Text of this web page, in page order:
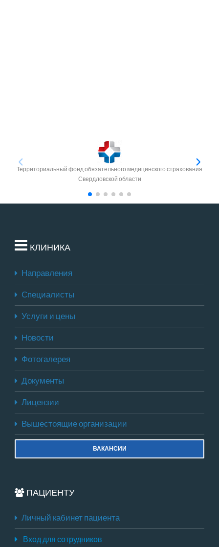
Территориальный фонд обязательного медицинского страхования
Свердловской области
КЛИНИКА
Направления
Специалисты
Услуги и цены
Новости
Фотогалерея
Документы
Лицензии
Вышестоящие организации
ВАКАНСИИ
ПАЦИЕНТУ
Личный кабинет пациента
Вход для сотрудников